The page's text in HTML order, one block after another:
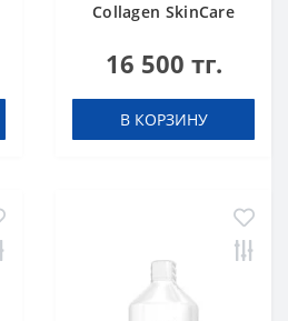
Collagen SkinCare
16 500 тг.
В КОРЗИНУ